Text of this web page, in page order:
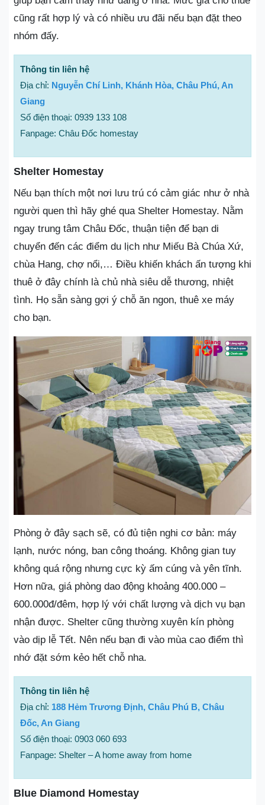
cũng rất hợp lý và có nhiều ưu đãi nếu bạn đặt theo
nhóm đấy.
Thông tin liên hệ
Địa chỉ: Nguyễn Chí Linh, Khánh Hòa, Châu Phú, An
Giang
Số điện thoại: 0939 133 108
Fanpage: Châu Đốc homestay
Shelter Homestay
Nếu bạn thích một nơi lưu trú có cảm giác như ở nhà
người quen thì hãy ghé qua Shelter Homestay. Nằm
ngay trung tâm Châu Đốc, thuận tiện để bạn di
chuyển đến các điểm du lịch như Miếu Bà Chúa Xứ,
chùa Hang, chợ nổi,… Điều khiến khách ấn tượng khi
thuê ở đây chính là chủ nhà siêu dễ thương, nhiệt
tình. Họ sẵn sàng gợi ý chỗ ăn ngon, thuê xe máy
cho bạn.
Phòng ở đây sạch sẽ, có đủ tiện nghi cơ bản: máy
lạnh, nước nóng, ban công thoáng. Không gian tuy
không quá rộng nhưng cực kỳ ấm cúng và yên tĩnh.
Hơn nữa, giá phòng dao động khoảng 400.000 –
600.000đ/đêm, hợp lý với chất lượng và dịch vụ bạn
nhận được. Shelter cũng thường xuyên kín phòng
vào dịp lễ Tết. Nên nếu bạn đi vào mùa cao điểm thì
nhớ đặt sớm kẻo hết chỗ nha.
Thông tin liên hệ
Địa chỉ: 188 Hẻm Trương Định, Châu Phú B, Châu
Đốc, An Giang
Số điện thoại: 0903 060 693
Fanpage: Shelter – A home away from home
Blue Diamond Homestay